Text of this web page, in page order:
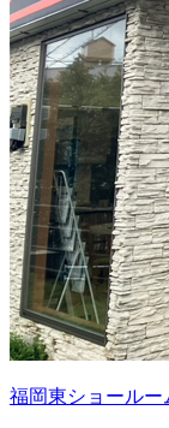
福岡東ショールー